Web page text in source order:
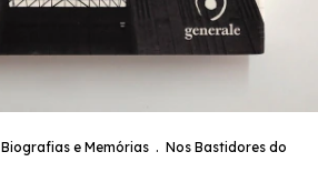
Biografias e Memórias . Nos Bastidores do